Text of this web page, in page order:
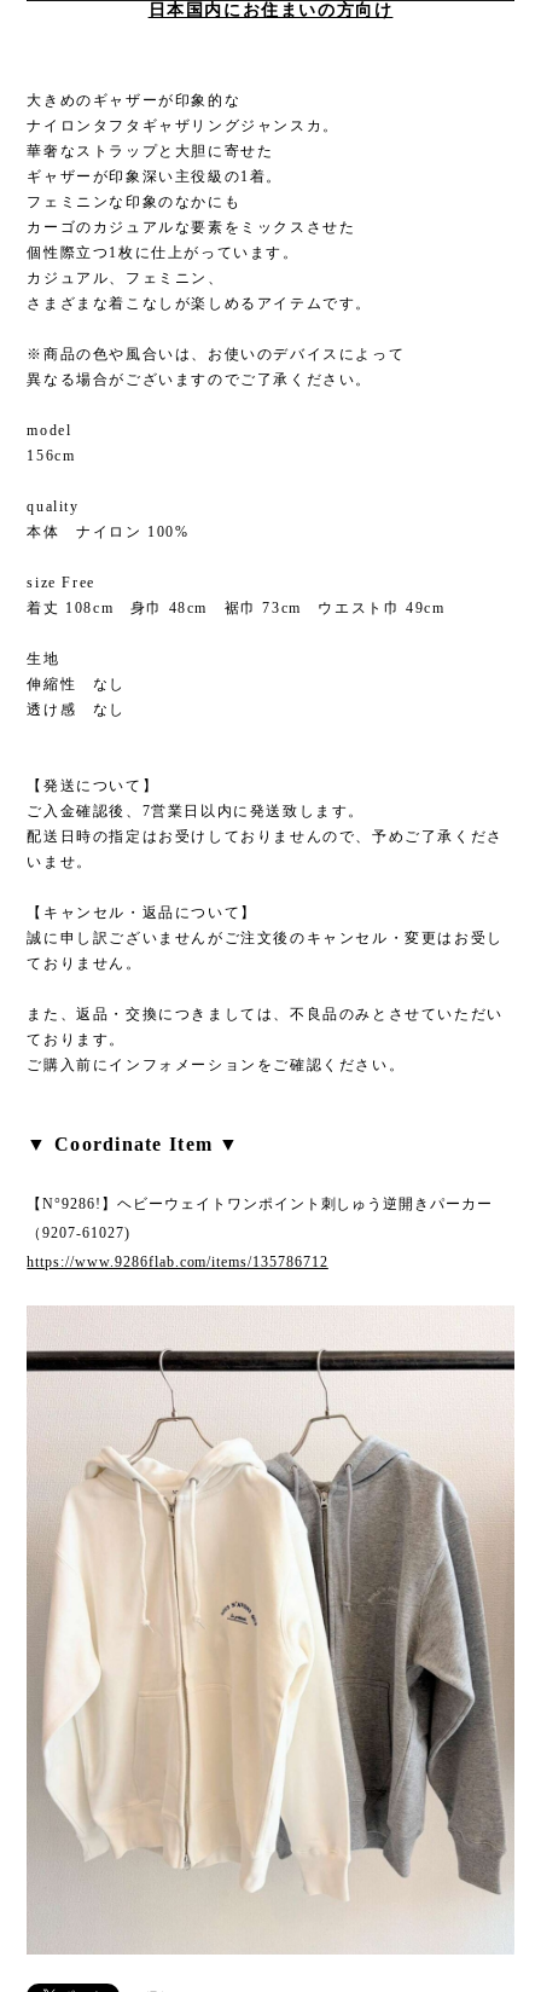
日本国内にお住まいの方向け
大きめのギャザーが印象的な
ナイロンタフタギャザリングジャンスカ。
華奢なストラップと大胆に寄せた
ギャザーが印象深い主役級の1着。
フェミニンな印象のなかにも
カーゴのカジュアルな要素をミックスさせた
個性際立つ1枚に仕上がっています。
カジュアル、フェミニン、
さまざまな着こなしが楽しめるアイテムです。
※商品の色や風合いは、お使いのデバイスによって
異なる場合がございますのでご了承ください。
model
156cm
quality
本体 ナイロン 100%
size Free
着丈 108cm 身巾 48cm 裾巾 73cm ウエスト巾 49cm
生地
伸縮性 なし
透け感 なし
【発送について】
ご入金確認後、7営業日以内に発送致します。
配送日時の指定はお受けしておりませんので、予めご了承くださ
いませ。
【キャンセル・返品について】
誠に申し訳ございませんがご注文後のキャンセル・変更はお受し
ておりません。
また、返品・交換につきましては、不良品のみとさせていただい
ております。
ご購入前にインフォメーションをご確認ください。
▼ Coordinate Item ▼
【N°9286!】ヘビーウェイトワンポイント刺しゅう逆開きパーカー
（9207-61027)
https://www.9286flab.com/items/135786712